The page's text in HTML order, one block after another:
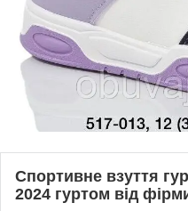
Спортивне взуття
2024 гуртом від